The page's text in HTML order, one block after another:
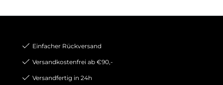
Einfacher Rückversand
Versandkostenfrei ab €90,-
Versandfertig in 24h